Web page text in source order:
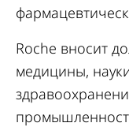
Roche вносит
медицины,